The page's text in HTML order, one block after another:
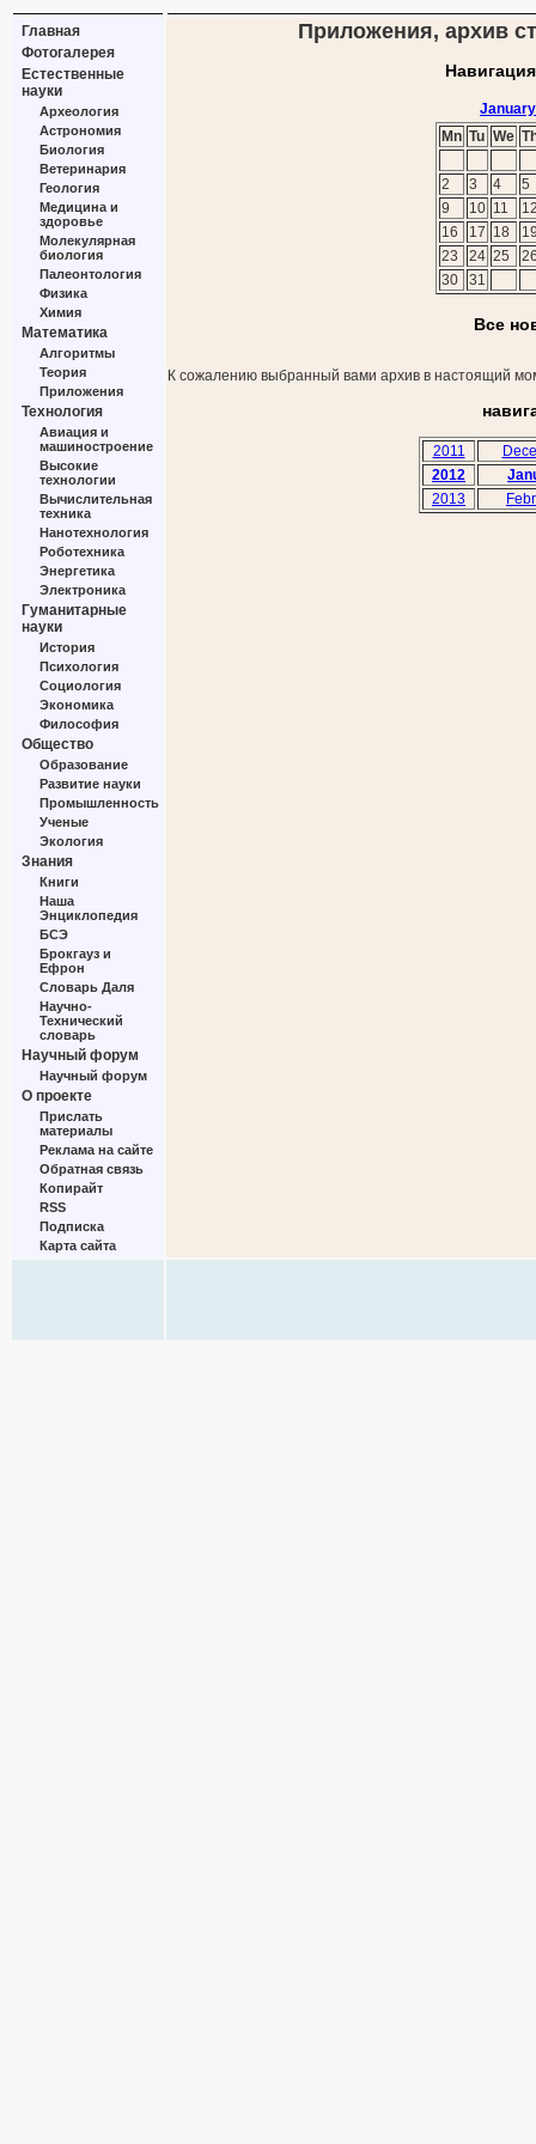
Главная
Фотогалерея
Естественные
науки
Археология
Астрономия
Биология
Ветеринария
Геология
Медицина и
здоровье
Молекулярная
биология
Палеонтология
Физика
Химия
Математика
Алгоритмы
Теория
Приложения
Технология
Авиация и
машиностроение
Высокие
технологии
Вычислительная
техника
Нанотехнология
Роботехника
Энергетика
Электроника
Гуманитарные
науки
История
Психология
Социология
Экономика
Философия
Общество
Образование
Развитие науки
Промышленность
Ученые
Экология
Знания
Книги
Наша
Энциклопедия
БСЭ
Брокгауз и
Ефрон
Словарь Даля
Научно-
Технический
словарь
Научный форум
Научный форум
О проекте
Прислать
материалы
Реклама на сайте
Обратная связь
Копирайт
RSS
Подписка
Карта сайта
Приложения, архив
Mn Tu We
2 3 4
5
9
10 11
16
17 18
23
24 25
30
31
Все
К сожалению выбранный вами архив в настоящий
2011
2012
2013